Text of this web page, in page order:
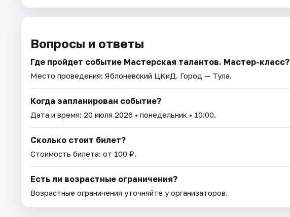
Вопросы и ответы
Где пройдет событие Мастерская талантов. Мастер-класс?
Место проведения: Яблоневский ЦКиД. Город — Тула.
Когда запланирован событие?
Дата и время: 20 июля 2026 • понедельник • 10:00.
Сколько стоит билет?
Стоимость билета: от 100 ₽.
Есть ли возрастные ограничения?
Возрастные ограничения уточняйте у организаторов.